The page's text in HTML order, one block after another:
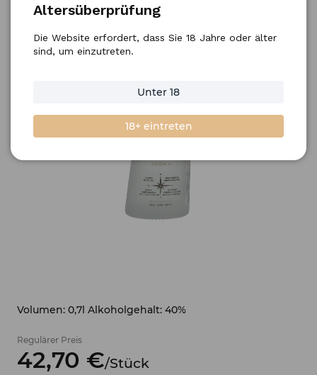
Volumen: 0,7l Alkoholgehalt: 40%
Regulärer Preis
42,70 €/Stück
Altersüberprüfung
Die Website erfordert, dass Sie 18 Jahre oder älter
sind, um einzutreten.
Unter 18
18+ eintreten